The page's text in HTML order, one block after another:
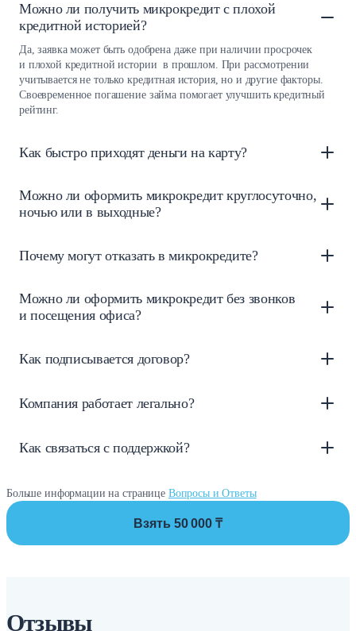
Можно ли получить микрокредит с плохой
кредитной историей?
Да, заявка может быть одобрена даже при наличии просрочек
и плохой кредитной истории в прошлом. При рассмотрении
учитывается не только кредитная история, но и другие факторы.
Своевременное погашение займа помогает улучшить кредитный
рейтинг.
Как быстро приходят деньги на карту?
Можно ли оформить микрокредит круглосуточно,
ночью или в выходные?
Почему могут отказать в микрокредите?
Можно ли оформить микрокредит без звонков
и посещения офиса?
Как подписывается договор?
Компания работает легально?
Как связаться с поддержкой?
Больше информации на странице Вопросы и Ответы
Взять 50 000 ₸
Отзывы